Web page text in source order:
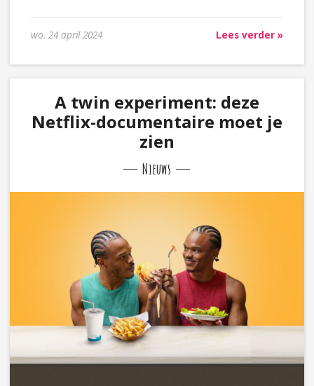
wo. 24 april 2024 Lees verder »
A twin experiment: deze
Netflix-documentaire moet je
zien
Nieuws